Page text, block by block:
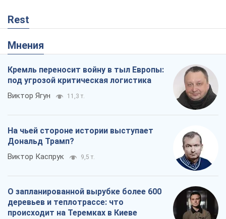
Rest
Мнения
Кремль переносит войну в тыл Европы:
под угрозой критическая логистика
Виктор Ягун 11,3 т.
На чьей стороне истории выступает
Дональд Трамп?
Виктор Каспрук 9,5 т.
О запланированной вырубке более 600
деревьев и теплотрассе: что
происходит на Теремках в Киеве